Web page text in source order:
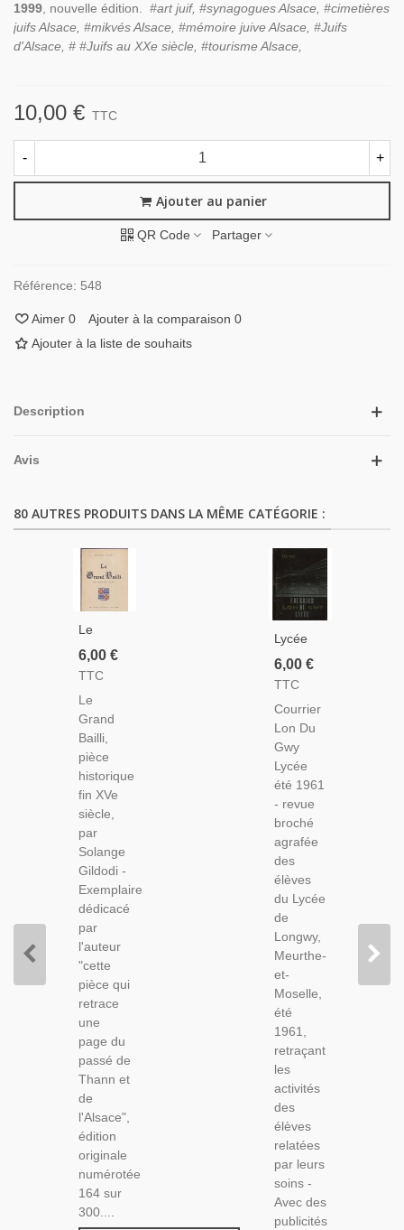
1999 , nouvelle édition. #art juif, #synagogues Alsace, #cimetières
juifs Alsace, #mikvés Alsace, #mémoire juive Alsace, #Juifs
d'Alsace, # #Juifs au XXe siècle, #tourisme Alsace,
10,00 € TTC
- +
Ajouter au panier
QR Code Partager
Référence: 548
Aimer 0 Ajouter à la comparaison 0
Ajouter à la liste de souhaits
Description
Avis
80 AUTRES PRODUITS DANS LA MÊME CATÉGORIE :
Le
Grand
Bailli,
Historique
XVe
Siècle,
Solange
Gilodi,
1958 -
Théâtre
Alsacien,
Dédicacé
Numéroté,
Alsace
Thann
6,00 €
TTC
Le
Grand
Bailli,
pièce
historique
fin XVe
siècle,
par
Solange
Gildodi -
Exemplaire
dédicacé
par
l'auteur
"cette
pièce qui
retrace
une
page du
passé de
Thann et
de
l'Alsace",
édition
originale
numérotée
164 sur
300....
Lycée
De
Longwy,
Lon Du
Gwy
Lycée
Été
1961,
Magazine
Scolaire
- Revues
Écoles,
Lorraine,
Meurthe-
Et-
Moselle,
6,00 €
TTC
Courrier
Lon Du
Gwy
Lycée
été 1961
- revue
broché
agrafée
des
élèves
du Lycée
de
Longwy,
Meurthe-
et-
Moselle,
été
1961,
retraçant
les
activités
des
élèves
relatées
par leurs
soins -
Avec des
publicités